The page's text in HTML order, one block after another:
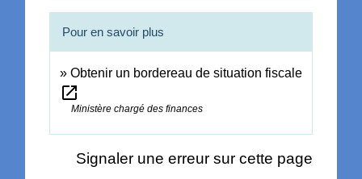
Pour en savoir plus
Obtenir un bordereau de situation fiscale
open_in_new
Ministère chargé des finances
Signaler une erreur sur cette page